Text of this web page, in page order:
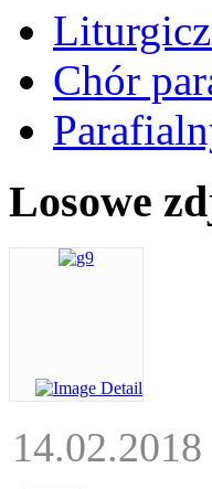
Chór
Losowe
14.02.2018